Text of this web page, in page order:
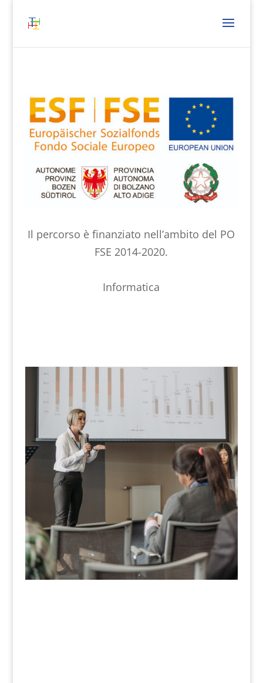
Il percorso è finanziato nell’ambito del PO
FSE 2014-2020.
Informatica